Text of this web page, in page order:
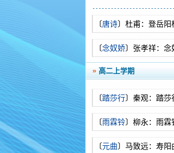
〔唐诗〕杜甫：登岳阳
〔念奴娇〕张孝祥：念
» 高二上学期
〔踏莎行〕秦观：踏莎
〔雨霖铃〕柳永：雨霖
〔元曲〕马致远：寿阳